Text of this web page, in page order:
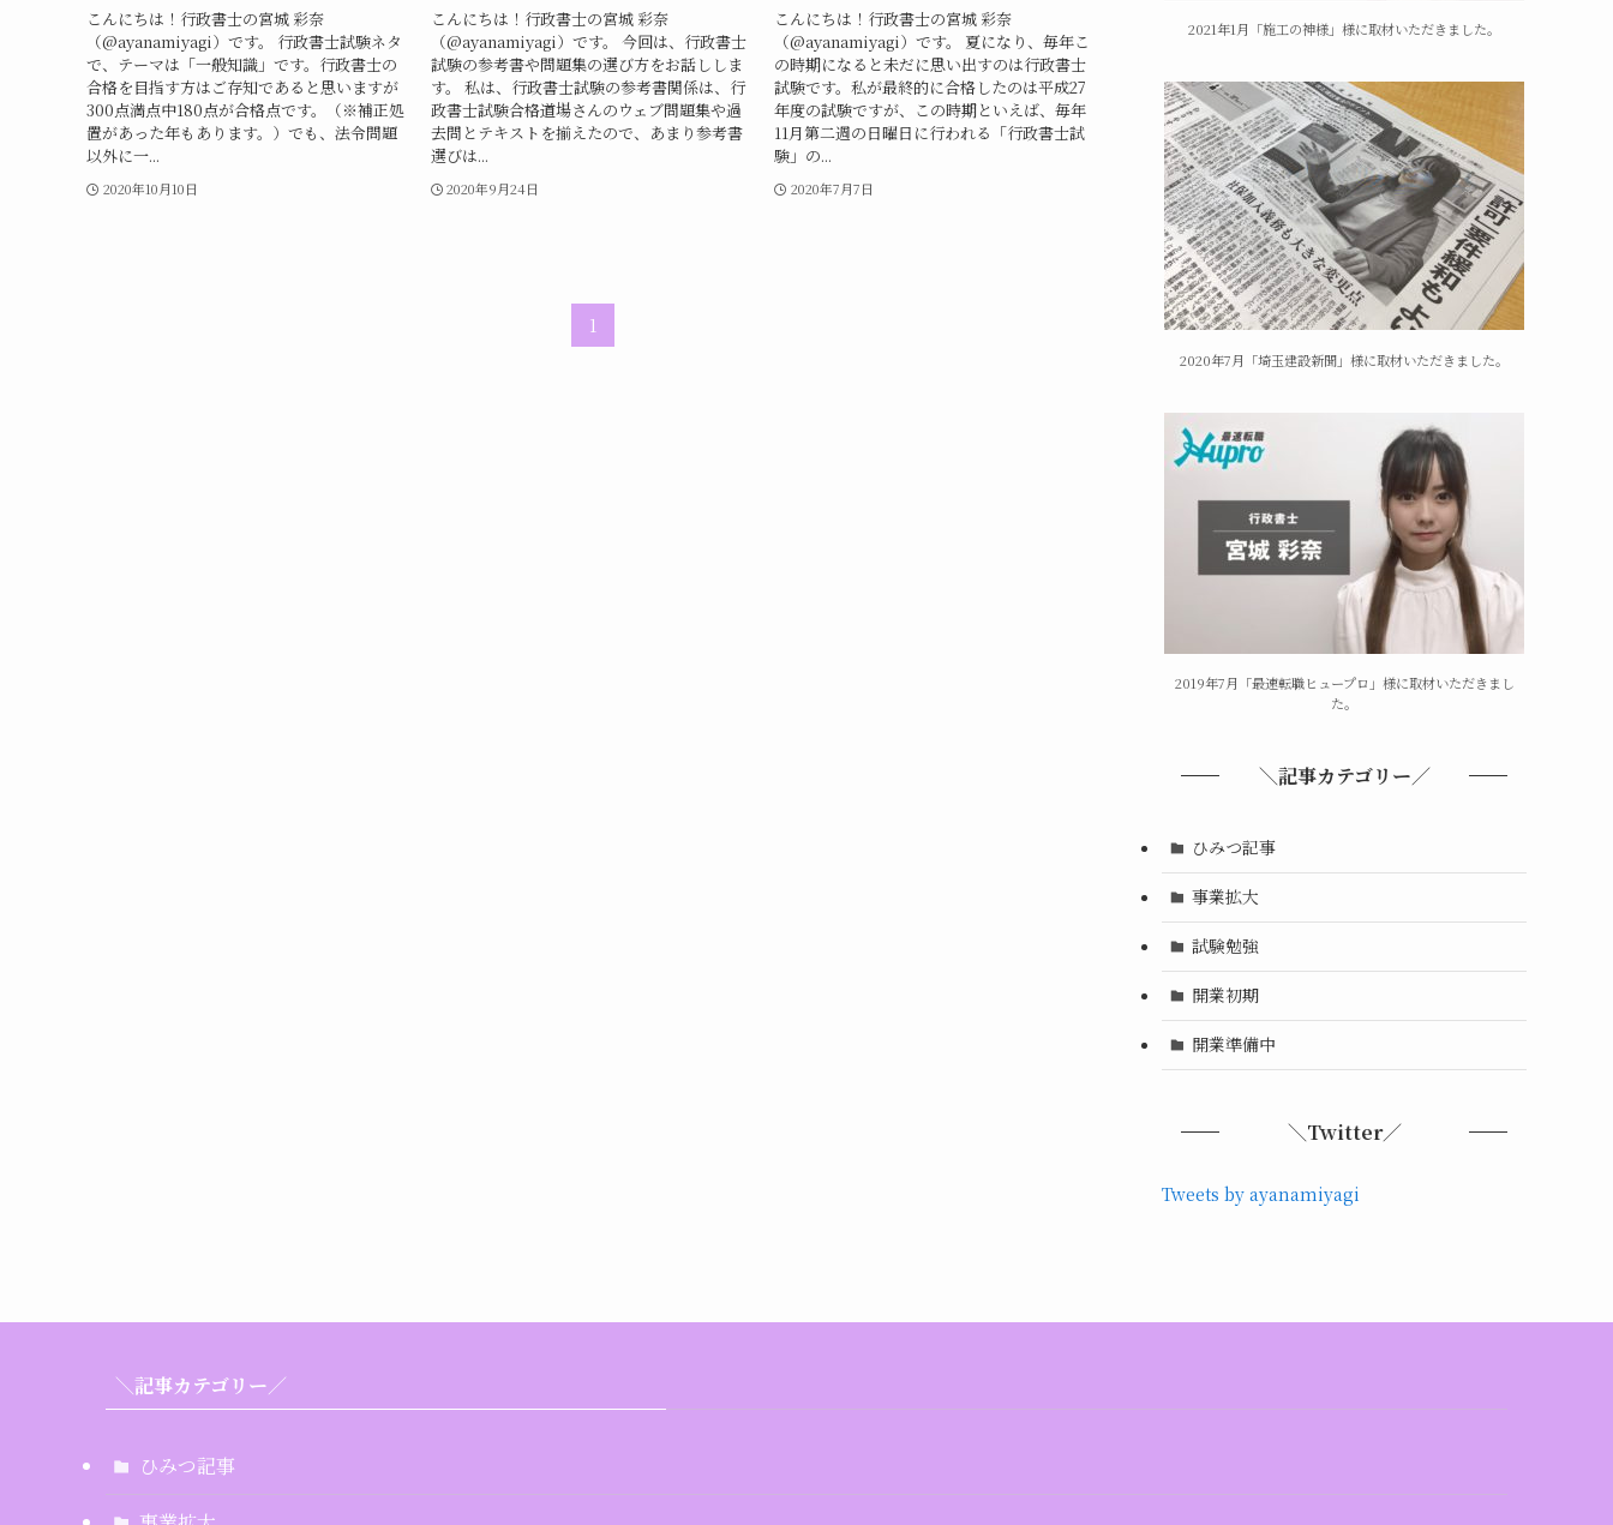
こんにちは！行政書士の宮城 彩奈
（@ayanamiyagi）です。 行政書士試験ネタ
で、テーマは「一般知識」です。行政書士の
合格を目指す方はご存知であると思いますが
300点満点中180点が合格点です。（※補正処
置があった年もあります。）でも、法令問題
以外に一...
2020年10月10日
こんにちは！行政書士の宮城 彩奈
（@ayanamiyagi）です。 今回は、行政書士
試験の参考書や問題集の選び方をお話ししま
す。 私は、行政書士試験の参考書関係は、行
政書士試験合格道場さんのウェブ問題集や過
去問とテキストを揃えたので、あまり参考書
選びは...
2020年9月24日
こんにちは！行政書士の宮城 彩奈
（@ayanamiyagi）です。 夏になり、毎年こ
の時期になると未だに思い出すのは行政書士
試験です。私が最終的に合格したのは平成27
年度の試験ですが、この時期といえば、毎年
11月第二週の日曜日に行われる「行政書士試
験」の...
2020年7月7日
1
2021年1月「施工の神様」様に取材いただきました。
2020年7月「埼玉建設新聞」様に取材いただきました。
2019年7月「最速転職ヒュープロ」様に取材いただきまし
た。
＼記事カテゴリー／
ひみつ記事
事業拡大
試験勉強
開業初期
開業準備中
＼Twitter／
Tweets by ayanamiyagi
＼記事カテゴリー／
ひみつ記事